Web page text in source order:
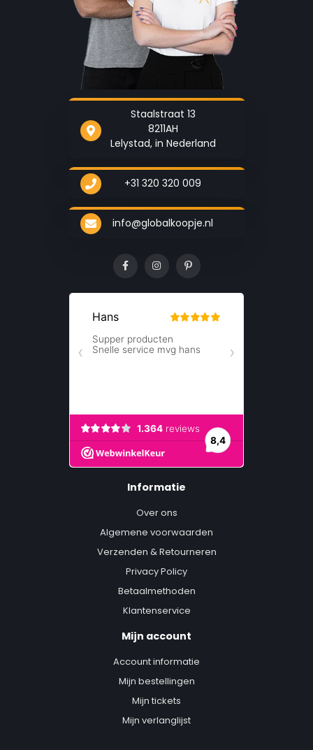
Staalstraat 13
8211AH
Lelystad, in Nederland
+31 320 320 009
info@globalkoopje.nl
Informatie
Over ons
Algemene voorwaarden
Verzenden & Retourneren
Privacy Policy
Betaalmethoden
Klantenservice
Mijn account
Account informatie
Mijn bestellingen
Mijn tickets
Mijn verlanglijst